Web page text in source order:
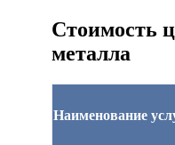
Стоимость
металла
Наименование